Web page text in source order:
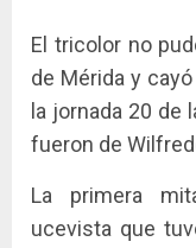
El tricolor no
de Mérida y
la jornada 20 de
fueron de
La primera
ucevista que